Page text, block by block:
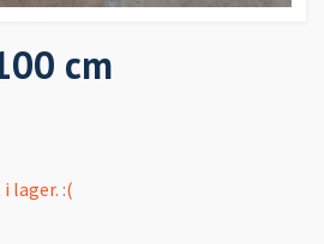
cm
lager. :(